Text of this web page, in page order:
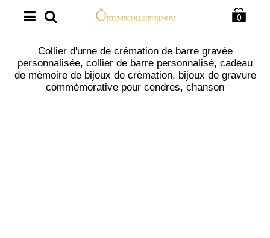
0
Collier d'urne de crémation de barre gravée
personnalisée, collier de barre personnalisé, cadeau
de mémoire de bijoux de crémation, bijoux de gravure
commémorative pour cendres, chanson